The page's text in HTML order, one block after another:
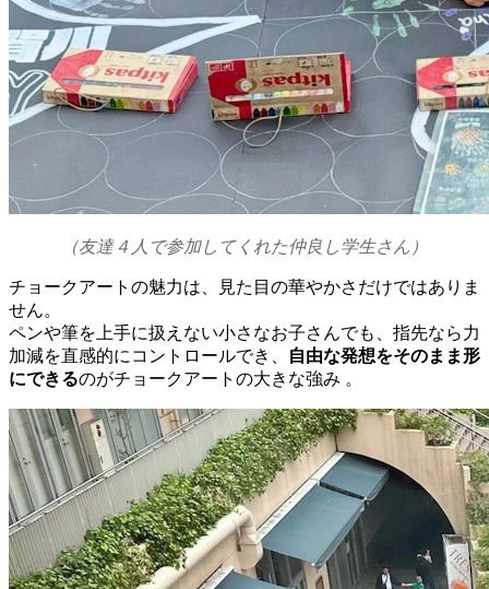
（友達４人で参加してくれた仲良し学生さん）
チョークアートの魅力は、見た目の華やかさだけではありま
せん。
ペンや筆を上手に扱えない小さなお子さんでも、指先なら力
加減を直感的にコントロールでき、
自由な発想をそのまま形
にできるのがチョークアートの大きな強み 。